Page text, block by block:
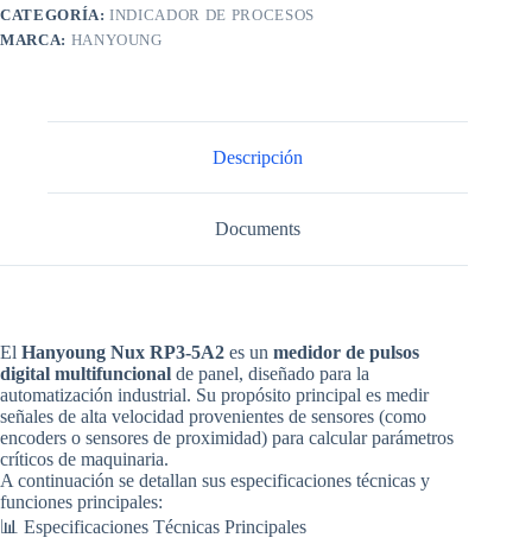
CATEGORÍA:INDICADOR DE PROCESOS
MARCA: HANYOUNG
Descripción
Documents
El Hanyoung Nux RP3-5A2 es un medidor de pulsos
digital multifuncional de panel, diseñado para la
automatización industrial. Su propósito principal es medir
señales de alta velocidad provenientes de sensores (como
encoders o sensores de proximidad) para calcular parámetros
críticos de maquinaria.
A continuación se detallan sus especificaciones técnicas y
funciones principales:
📊 Especificaciones Técnicas Principales